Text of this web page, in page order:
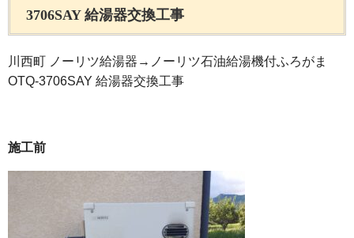
3706SAY 給湯器交換工事
川西町 ノーリツ給湯器→ノーリツ石油給湯機付ふろがま
OTQ-3706SAY 給湯器交換工事
施工前